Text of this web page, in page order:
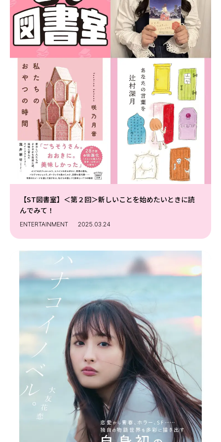
【ST図書室】＜第２回＞新しいことを始めたいときに読
んでみて！
ENTERTAINMENT 2025.03.24